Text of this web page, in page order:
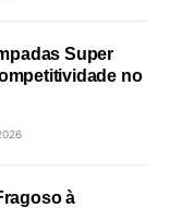
Super
no
à